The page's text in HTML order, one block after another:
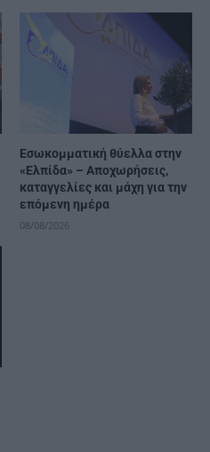
Εσωκομματική θύελλα στην
«Ελπίδα» – Αποχωρήσεις,
καταγγελίες και μάχη για την
επόμενη ημέρα
08/08/2026